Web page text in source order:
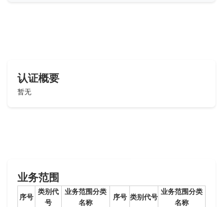
认证概要
暂无
业务范围
序号
类别代
号
业务范围分类
名称
序号 类别代号
业务范围分类
名称